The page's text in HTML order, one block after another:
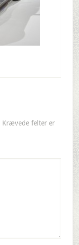
Krævede felter er